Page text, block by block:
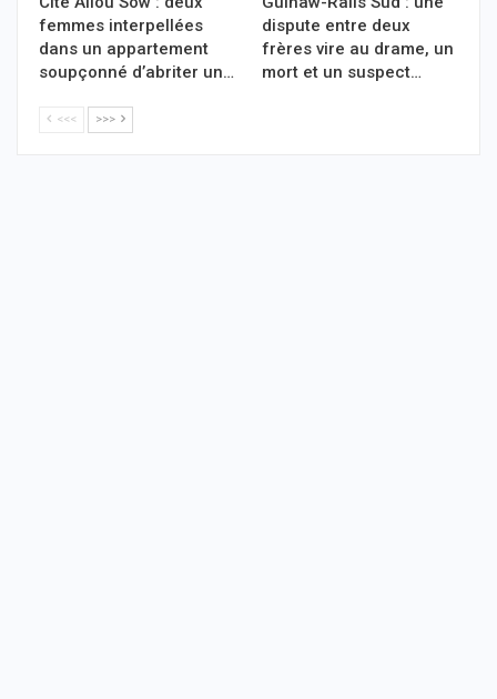
femmes interpellées
dans un appartement
soupçonné d’abriter un…
dispute entre deux
frères vire au drame, un
mort et un suspect…
<<< >>>